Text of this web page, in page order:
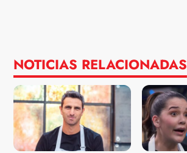
NOTICIAS RELACIONADAS